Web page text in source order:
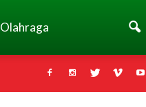
Olahraga